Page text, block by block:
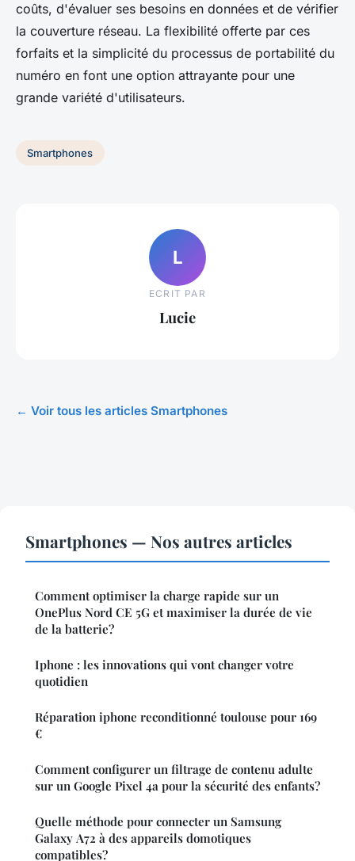
coûts, d'évaluer ses besoins en données et de vérifier
la couverture réseau. La flexibilité offerte par ces
forfaits et la simplicité du processus de portabilité du
numéro en font une option attrayante pour une
grande variété d'utilisateurs.
Smartphones
L
ECRIT PAR
Lucie
← Voir tous les articles Smartphones
Smartphones — Nos autres articles
Comment optimiser la charge rapide sur un
OnePlus Nord CE 5G et maximiser la durée de vie
de la batterie?
Iphone : les innovations qui vont changer votre
quotidien
Réparation iphone reconditionné toulouse pour 169
€
Comment configurer un filtrage de contenu adulte
sur un Google Pixel 4a pour la sécurité des enfants?
Quelle méthode pour connecter un Samsung
Galaxy A72 à des appareils domotiques
compatibles?